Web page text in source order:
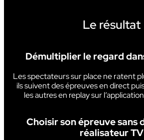
Le résultat
Démultiplier le regard
Les spectateurs sur place ne ratent
ils suivent des épreuves en direct
les autres en replay sur
Choisir son épreuve sans
réalisateur TV